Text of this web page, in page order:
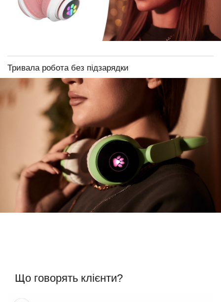
Тривала робота без підзарядки
Що говорять клієнти?